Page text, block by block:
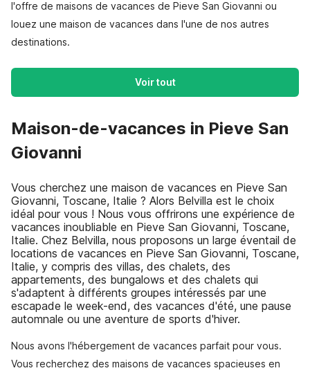
l'offre de maisons de vacances de Pieve San Giovanni ou
louez une maison de vacances dans l'une de nos autres
destinations.
Voir tout
Maison-de-vacances in Pieve San
Giovanni
Vous cherchez une maison de vacances en Pieve San
Giovanni, Toscane, Italie ? Alors Belvilla est le choix
idéal pour vous ! Nous vous offrirons une expérience de
vacances inoubliable en Pieve San Giovanni, Toscane,
Italie. Chez Belvilla, nous proposons un large éventail de
locations de vacances en Pieve San Giovanni, Toscane,
Italie, y compris des villas, des chalets, des
appartements, des bungalows et des chalets qui
s'adaptent à différents groupes intéressés par une
escapade le week-end, des vacances d'été, une pause
automnale ou une aventure de sports d'hiver.
Nous avons l'hébergement de vacances parfait pour vous.
Vous recherchez des maisons de vacances spacieuses en